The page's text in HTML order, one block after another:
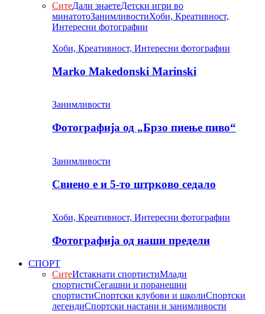
СитеДали знаетеДетски игри во
минатотоЗанимливостиХоби, Креативност,
Интересни фотографии
Хоби, Креативност, Интересни фотографии
Marko Makedonski Marinski
Занимливости
Фотографија од „Брзо пиење пиво“
Занимливости
Свиено е и 5-то штрково седало
Хоби, Креативност, Интересни фотографии
Фотографија од наши предели
СПОРТ
СитеИстакнати спортистиМлади
спортистиСегашни и поранешни
спортистиСпортски клубови и школиСпортски
легендиСпортски настани и занимливости